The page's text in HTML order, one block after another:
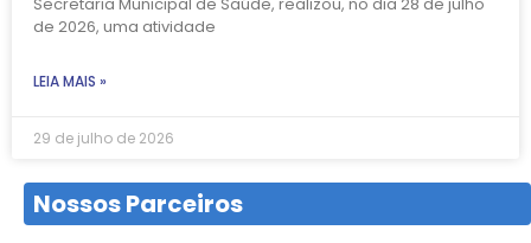
de 2026, uma atividade
LEIA MAIS »
29 de julho de 2026
Nossos Parceiros